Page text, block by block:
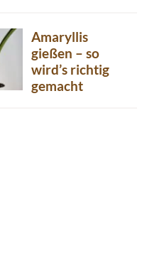
Amaryllis
gießen – so
wird’s richtig
gemacht